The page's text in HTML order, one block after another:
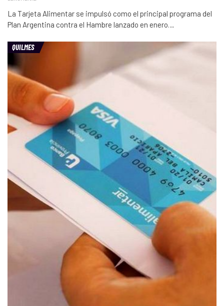
La Tarjeta Alimentar se impulsó como el principal programa del
Plan Argentina contra el Hambre lanzado en enero…
QUILMES